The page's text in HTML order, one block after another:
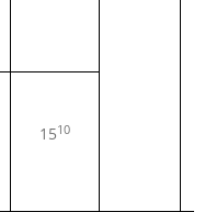
1510